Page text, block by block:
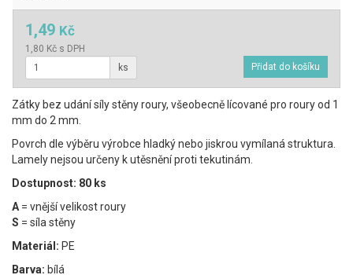
1,49 Kč
1,80 Kč s DPH
ks
Zátky bez udání síly stěny roury, všeobecně lícované pro roury od 1
mm do 2 mm.
Povrch dle výběru výrobce hladký nebo jiskrou vymílaná struktura.
Lamely nejsou určeny k utěsnění proti tekutinám.
Dostupnost: 80 ks
A = vnější velikost roury
S = síla stěny
Materiál: PE
Barva: bílá